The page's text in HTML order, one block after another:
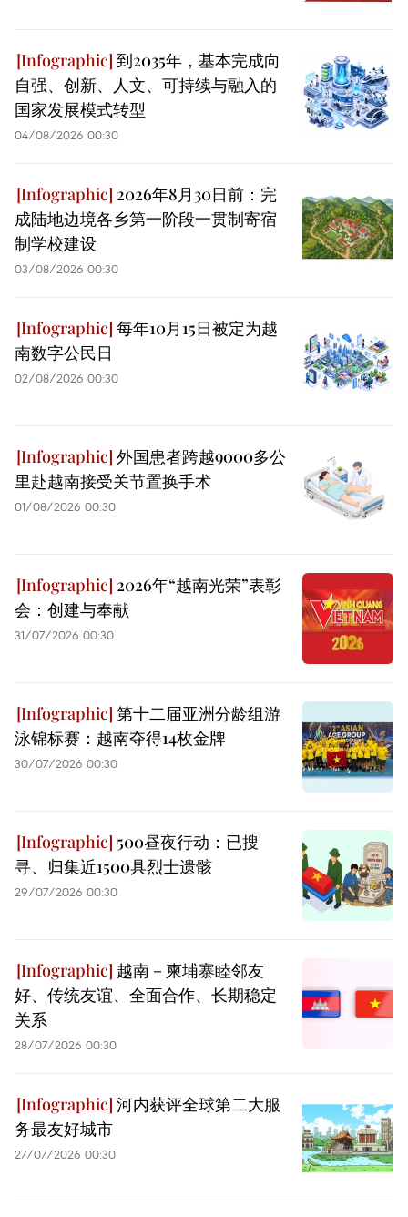
到2035年，基本完成向
自强、创新、人文、可持续与融入的
国家发展模式转型
04/08/2026 00:30
2026年8月30日前：完
成陆地边境各乡第一阶段一贯制寄宿
制学校建设
03/08/2026 00:30
每年10月15日被定为越
南数字公民日
02/08/2026 00:30
外国患者跨越9000多公
里赴越南接受关节置换手术
01/08/2026 00:30
2026年“越南光荣”表彰
会：创建与奉献
31/07/2026 00:30
第十二届亚洲分龄组游
泳锦标赛：越南夺得14枚金牌
30/07/2026 00:30
500昼夜行动：已搜
寻、归集近1500具烈士遗骸
29/07/2026 00:30
越南－柬埔寨睦邻友
好、传统友谊、全面合作、长期稳定
关系
28/07/2026 00:30
河内获评全球第二大服
务最友好城市
27/07/2026 00:30